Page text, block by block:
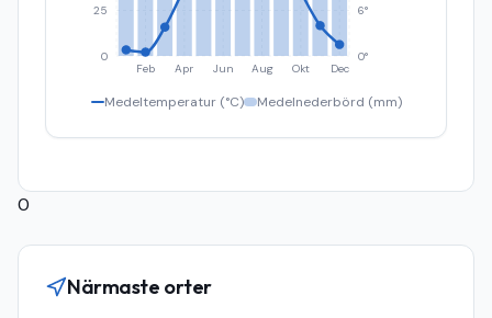
Feb Apr Jun Aug Okt Dec
0
25
0°
6°
Medeltemperatur (°C) Medelnederbörd (mm)
0
Närmaste orter